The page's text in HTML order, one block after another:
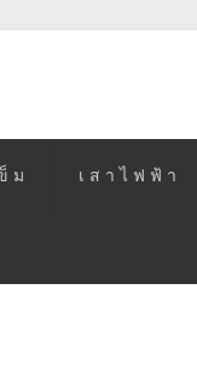
ม เสาไฟฟ้า